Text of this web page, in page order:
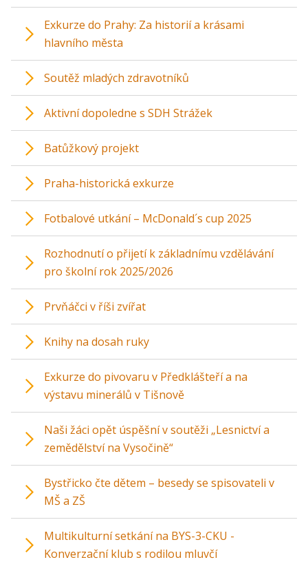
Exkurze do Prahy: Za historií a krásami
hlavního města
Soutěž mladých zdravotníků
Aktivní dopoledne s SDH Strážek
Batůžkový projekt
Praha-historická exkurze
Fotbalové utkání – McDonald´s cup 2025
Rozhodnutí o přijetí k základnímu vzdělávání
pro školní rok 2025/2026
Prvňáčci v říši zvířat
Knihy na dosah ruky
Exkurze do pivovaru v Předklášteří a na
výstavu minerálů v Tišnově
Naši žáci opět úspěšní v soutěži „Lesnictví a
zemědělství na Vysočině“
Bystřicko čte dětem – besedy se spisovateli v
MŠ a ZŠ
Multikulturní setkání na BYS-3-CKU -
Konverzační klub s rodilou mluvčí